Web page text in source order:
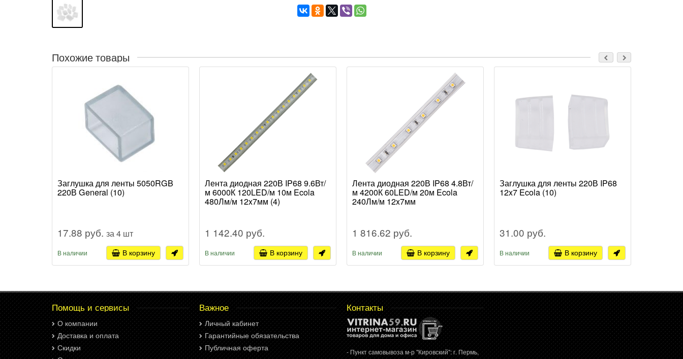
Похожие товары
Заглушка для ленты 5050RGB
220В General (10)
17.88 руб. за 4 шт
В наличии В корзину
Лента диодная 220В IP68 9.6Вт/
м 6000К 120LED/м 10м Ecola
480Лм/м 12x7мм (4)
1 142.40 руб.
В наличии В корзину
Лента диодная 220В IP68 4.8Вт/
м 4200К 60LED/м 20м Ecola
240Лм/м 12x7мм
1 816.62 руб.
В наличии В корзину
Заглушка для ленты 220В IP68
12x7 Ecola (10)
31.00 руб.
В наличии В корзину
Помощь и сервисы
О компании
Доставка и оплата
Скидки
Важное
Личный кабинет
Гарантийные обязательства
Публичная оферта
Контакты
- Пункт самовывоза м-р "Кировский": г. Пермь,